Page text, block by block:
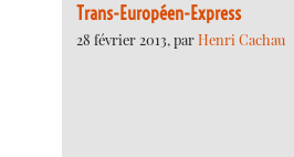
Trans-Européen-Express
28 février 2013, parHenri Cachau